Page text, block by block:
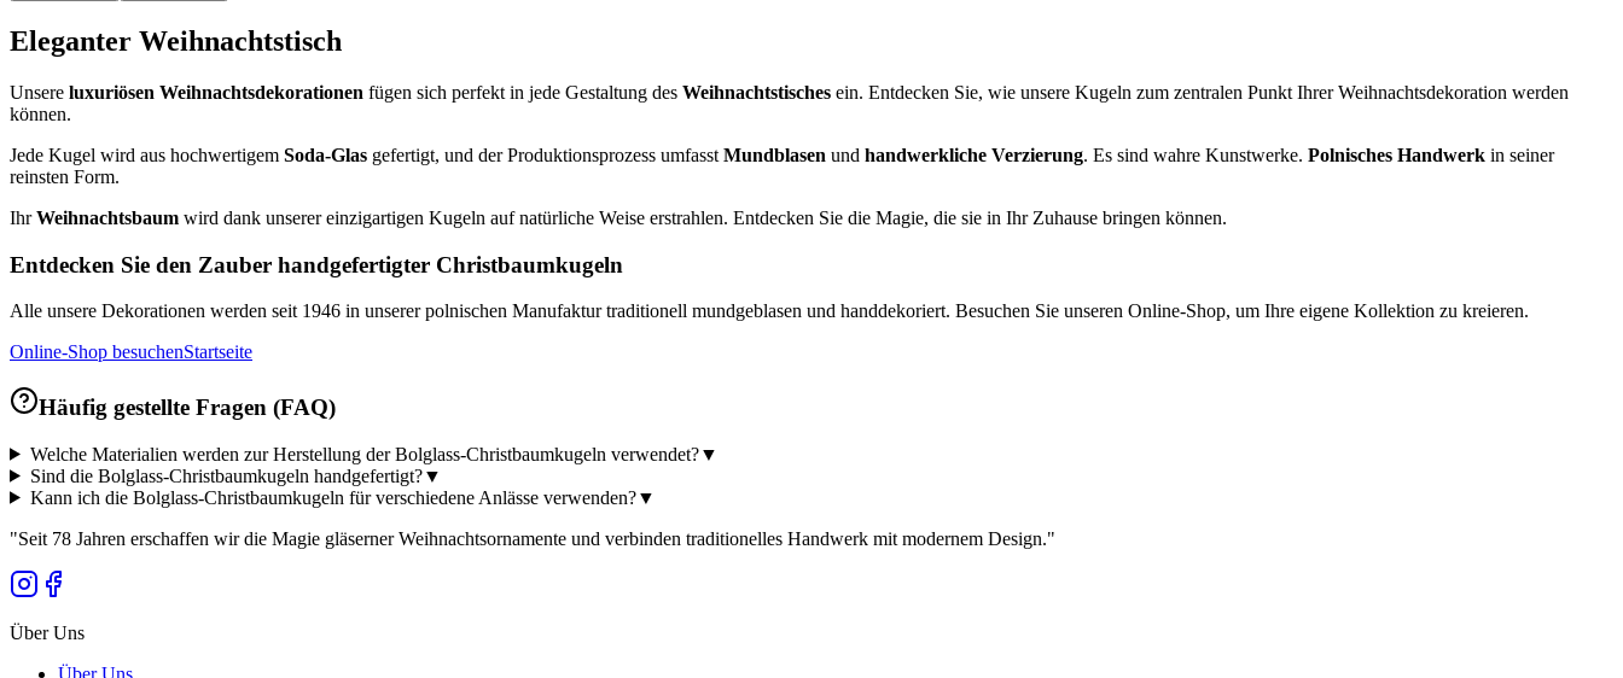
Eleganter Weihnachtstisch
Unsere luxuriösen Weihnachtsdekorationen fügen sich perfekt in jede Gestaltung des Weihnachtstisches ein. Entdecken Sie, wie unsere Kugeln zum zentralen Punkt Ihrer Weihnachtsdekoration werden
können.
Jede Kugel wird aus hochwertigem Soda-Glas gefertigt, und der Produktionsprozess umfasst Mundblasen und handwerkliche Verzierung. Es sind wahre Kunstwerke. Polnisches Handwerk in seiner
reinsten Form.
IhrWeihnachtsbaum wird dank unserer einzigartigen Kugeln auf natürliche Weise erstrahlen. Entdecken Sie die Magie, die sie in Ihr Zuhause bringen können.
Entdecken Sie den Zauber handgefertigter Christbaumkugeln
Alle unsere Dekorationen werden seit 1946 in unserer polnischen Manufaktur traditionell mundgeblasen und handdekoriert. Besuchen Sie unseren Online-Shop, um Ihre eigene Kollektion zu kreieren.
Online-Shop besuchenStartseite
Häufig gestellte Fragen (FAQ)
Welche Materialien werden zur Herstellung der Bolglass-Christbaumkugeln verwendet?▼
Sind die Bolglass-Christbaumkugeln handgefertigt?▼
Kann ich die Bolglass-Christbaumkugeln für verschiedene Anlässe verwenden?▼
"Seit 78 Jahren erschaffen wir die Magie gläserner Weihnachtsornamente und verbinden traditionelles Handwerk mit modernem Design."
Über Uns
Über Uns